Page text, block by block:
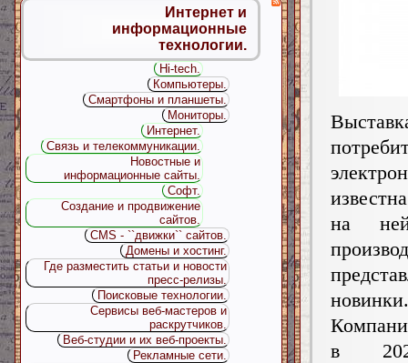
на
в
Интернет и
информационные
технологии.
Hi-tech.
Компьютеры.
Смартфоны и планшеты.
Мониторы.
Интернет.
Связь и телекоммуникации.
Новостные и
информационные сайты.
Софт.
Создание и продвижение
сайтов.
CMS - ``движки`` сайтов.
Домены и хостинг.
Где разместить статьи и новости
пресс-релизы.
Поисковые технологии.
Сервисы веб-мастеров и
раскрутчиков.
Веб-студии и их веб-проекты.
Рекламные сети.